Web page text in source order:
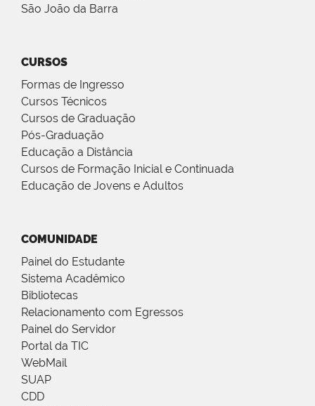
São João da Barra
CURSOS
Formas de Ingresso
Cursos Técnicos
Cursos de Graduação
Pós-Graduação
Educação a Distância
Cursos de Formação Inicial e Continuada
Educação de Jovens e Adultos
COMUNIDADE
Painel do Estudante
Sistema Acadêmico
Bibliotecas
Relacionamento com Egressos
Painel do Servidor
Portal da TIC
WebMail
SUAP
CDD